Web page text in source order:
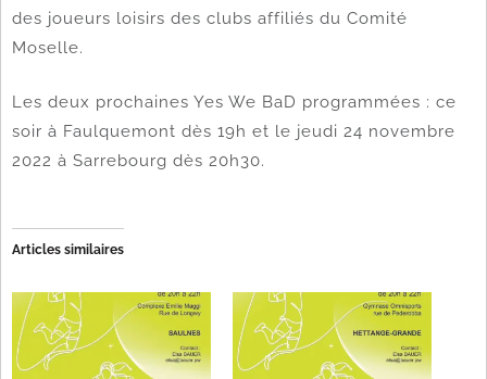
des joueurs loisirs des clubs affiliés du Comité
Moselle.
Les deux prochaines Yes We BaD programmées : ce
soir à Faulquemont dès 19h et le jeudi 24 novembre
2022 à Sarrebourg dès 20h30.
Articles similaires